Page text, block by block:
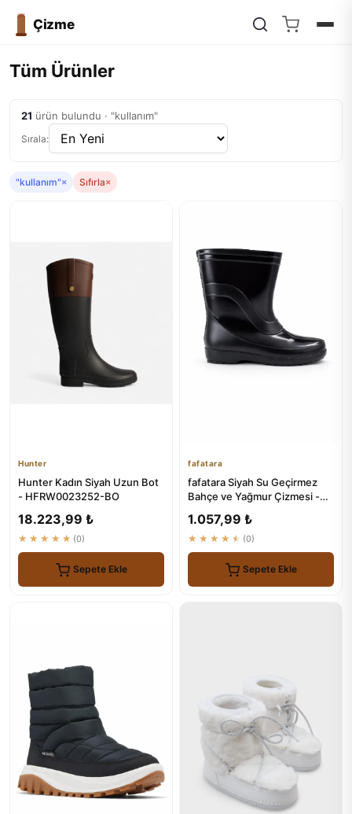
Çizme
Tüm Ürünler
21 ürün bulundu · "kullanım"
Sırala:
"kullanım"× Sıfırla×
Hunter
Hunter Kadın Siyah Uzun Bot
- HFRW0023252-BO
18.223,99 ₺
★★★★★ (0)
Sepete Ekle
fafatara
fafatara Siyah Su Geçirmez
Bahçe ve Yağmur Çizmesi -
1.057,99 ₺
★★★★★ (0)
Sepete Ekle